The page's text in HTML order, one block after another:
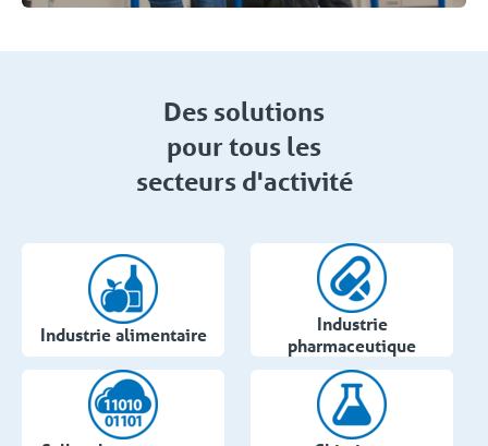
Des solutions
pour tous les
secteurs d'activité
Industrie alimentaire
Industrie
pharmaceutique